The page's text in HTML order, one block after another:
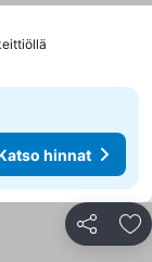
hinnat
Jaa